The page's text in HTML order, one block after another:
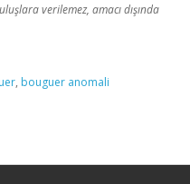
verilemez, amacı dışında
, bouguer anomali